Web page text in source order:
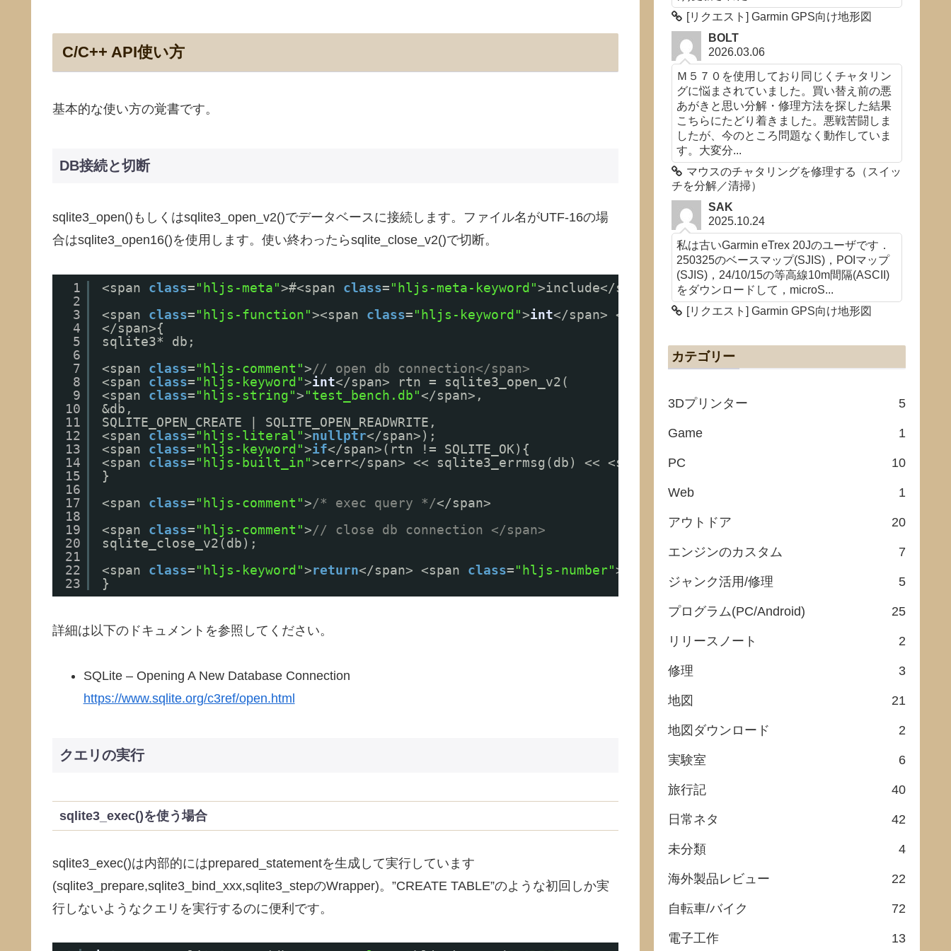
C/C++ API使い方
基本的な使い方の覚書です。
DB接続と切断
sqlite3_open()もしくはsqlite3_open_v2()でデータベースに接続します。ファイル名がUTF-16の場
合はsqlite3_open16()を使用します。使い終わったらsqlite_close_v2()で切断。
1
2
3
4
5
6
7
8
9
10
11
12
13
14
15
16
17
18
19
20
21
22
23
<span class="hljs-meta">#<span class="hljs-meta-keyword">include</span> <span class = "hljs-meta-string"
<span class="hljs-function"><span class="hljs-keyword">int</span> <span class ="hljs-title">main</span><span
</span>{
sqlite3* db;
<span class="hljs-comment">// open db connection</span>
<span class="hljs-keyword">int</span> rtn = sqlite3_open_v2(
<span class="hljs-string">"test_bench.db"</span>,
&db,
SQLITE_OPEN_CREATE | SQLITE_OPEN_READWRITE,
<span class="hljs-literal">nullptr</span>);
<span class="hljs-keyword">if</span>(rtn != SQLITE_OK){
<span class="hljs-built_in">cerr</span> << sqlite3_errmsg(db) << <span class
>endl</span>;
}
<span class="hljs-comment">/* exec query */</span>
<span class="hljs-comment">// close db connection </span>
sqlite_close_v2(db);
<span class="hljs-keyword">return</span> <span class="hljs-number">0</span>;
}
詳細は以下のドキュメントを参照してください。
SQLite – Opening A New Database Connection
https://www.sqlite.org/c3ref/open.html
クエリの実行
sqlite3_exec()を使う場合
sqlite3_exec()は内部的にはprepared_statementを生成して実行しています
(sqlite3_prepare,sqlite3_bind_xxx,sqlite3_stepのWrapper)。”CREATE TABLE”のような初回しか実
行しないようなクエリを実行するのに便利です。
[リクエスト] Garmin GPS向け地形図
BOLT
2026.03.06
Ｍ５７０を使用しており同じくチャタリン
グに悩まされていました。買い替え前の悪
あがきと思い分解・修理方法を探した結果
こちらにたどり着きました。悪戦苦闘しま
したが、今のところ問題なく動作していま
す。大変分...
マウスのチャタリングを修理する（スイッ
チを分解／清掃）
SAK
2025.10.24
私は古いGarmin eTrex 20Jのユーザです．
250325のベースマップ(SJIS)，POIマップ
(SJIS)，24/10/15の等高線10m間隔(ASCII)
をダウンロードして，microS...
[リクエスト] Garmin GPS向け地形図
カテゴリー
3Dプリンター 5
Game 1
PC 10
Web 1
アウトドア 20
エンジンのカスタム 7
ジャンク活用/修理 5
プログラム(PC/Android) 25
リリースノート 2
修理 3
地図 21
地図ダウンロード 2
実験室 6
旅行記 40
日常ネタ 42
未分類 4
海外製品レビュー 22
自転車/バイク 72
電子工作 13